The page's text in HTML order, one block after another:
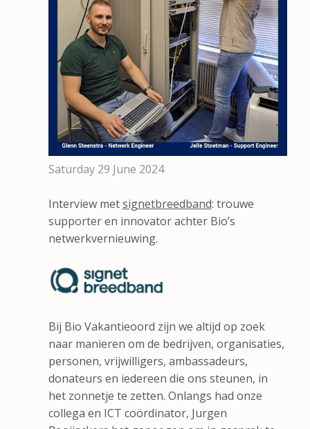
Saturday 29 June 2024
Interview metsignetbreedband: trouwe
supporter en innovator achter Bio’s
netwerkvernieuwing.
Bij Bio Vakantieoord zijn we altijd op zoek
naar manieren om de bedrijven, organisaties,
personen, vrijwilligers, ambassadeurs,
donateurs en iedereen die ons steunen, in
het zonnetje te zetten. Onlangs had onze
collega en ICT coördinator, Jurgen